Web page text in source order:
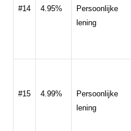
#14 4.95%
Persoonlijke
lening
#15 4.99%
Persoonlijke
lening